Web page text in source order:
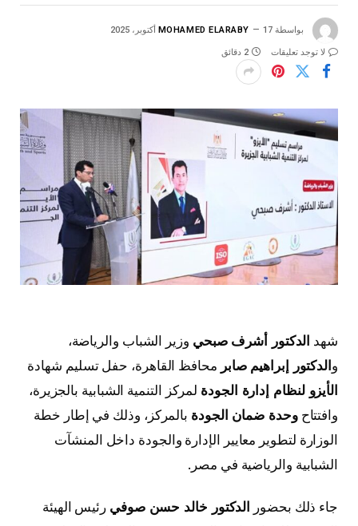
بواسطة MOHAMED ELARABY 17 أكتوبر، 2025
لا توجد تعليقات 2 دقائق
شهد الدكتور أشرف صبحي وزير الشباب والرياضة،
والدكتور إبراهيم صابر محافظ القاهرة، حفل تسليم شهادة
الأيزو لنظام إدارة الجودة لمركز التنمية الشبابية بالجزيرة،
وافتتاحوحدة ضمان الجودة بالمركز، وذلك في إطار خطة
الوزارة لتطوير معايير الإدارة والجودة داخل المنشآت
الشبابية والرياضية في مصر.
جاء ذلك بحضور الدكتور خالد حسن صوفي رئيس الهيئة